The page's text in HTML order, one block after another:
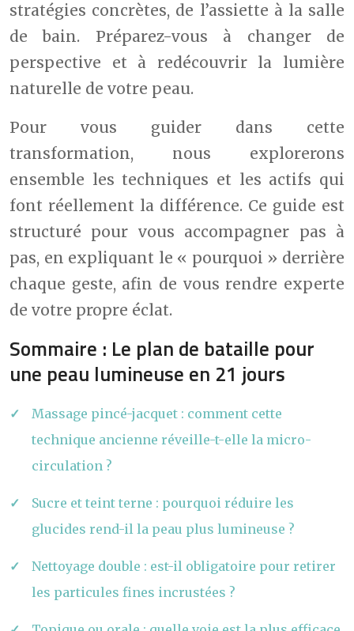
stratégies concrètes, de l’assiette à la salle
de bain. Préparez-vous à changer de
perspective et à redécouvrir la lumière
naturelle de votre peau.
Pour vous guider dans cette
transformation, nous explorerons
ensemble les techniques et les actifs qui
font réellement la différence. Ce guide est
structuré pour vous accompagner pas à
pas, en expliquant le « pourquoi » derrière
chaque geste, afin de vous rendre experte
de votre propre éclat.
Sommaire : Le plan de bataille pour
une peau lumineuse en 21 jours
Massage pincé-jacquet : comment cette
technique ancienne réveille-t-elle la micro-
circulation ?
Sucre et teint terne : pourquoi réduire les
glucides rend-il la peau plus lumineuse ?
Nettoyage double : est-il obligatoire pour retirer
les particules fines incrustées ?